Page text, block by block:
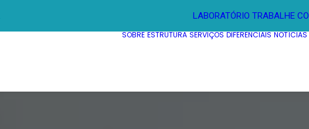
LABORATÓRIO TRABALHE
SOBRE ESTRUTURA SERVIÇOS DIFERENCIAIS NOTÍCIAS